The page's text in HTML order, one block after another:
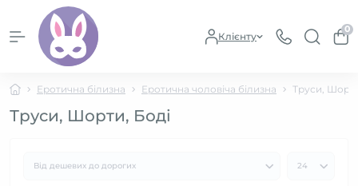
Клієнту
0
Еротична білизна Еротична чоловіча білизна Труси,
Труси, Шорти, Боді